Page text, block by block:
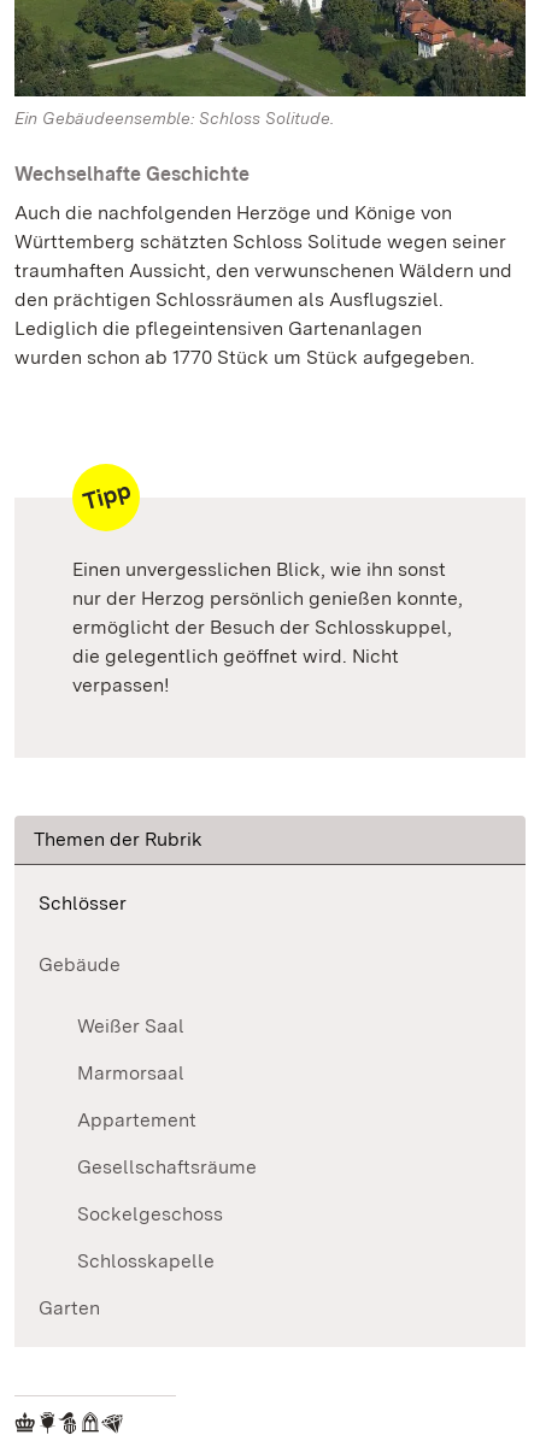
Ein Gebäudeensemble: Schloss Solitude.
Wechselhafte Geschichte
Auch die nachfolgenden Herzöge und Könige von
Württemberg schätzten Schloss Solitude wegen seiner
traumhaften Aussicht, den verwunschenen Wäldern und
den prächtigen Schlossräumen als Ausflugsziel.
Lediglich die pflegeintensiven Gartenanlagen
wurden schon ab 1770 Stück um Stück aufgegeben.
Einen unvergesslichen Blick, wie ihn sonst
nur der Herzog persönlich genießen konnte,
ermöglicht der Besuch der Schlosskuppel,
die gelegentlich geöffnet wird. Nicht
verpassen!
Themen der Rubrik
Schlösser
Gebäude
Weißer Saal
Marmorsaal
Appartement
Gesellschaftsräume
Sockelgeschoss
Schlosskapelle
Garten